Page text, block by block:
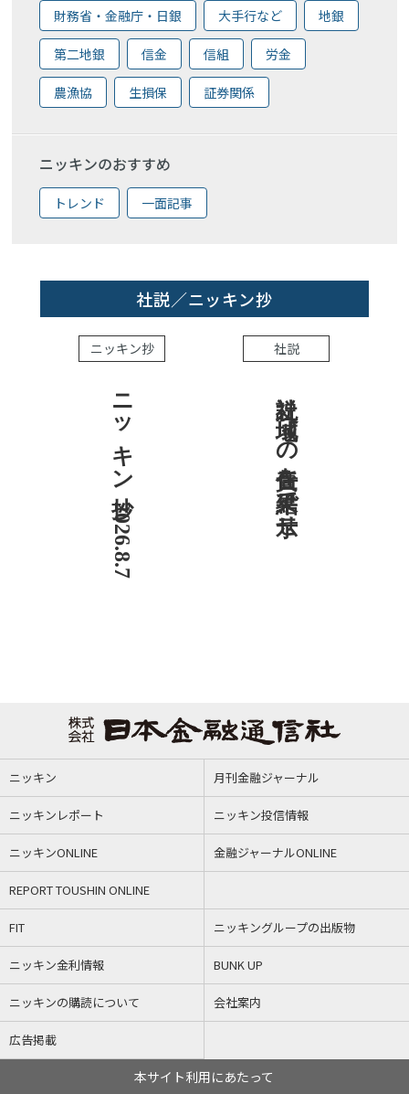
財務省・金融庁・日銀 大手行など 地銀
第二地銀 信金 信組 労金
農漁協 生損保 証券関係
ニッキンのおすすめ
トレンド 一面記事
社説／ニッキン抄
ニッキン抄
ニッキン抄 2026.8.7
社説
社説 地域への責任を結果で示せ
ニッキン 月刊金融ジャーナル
ニッキンレポート ニッキン投信情報
ニッキンONLINE 金融ジャーナルONLINE
REPORT TOUSHIN ONLINE
FIT ニッキングループの出版物
ニッキン金利情報 BUNK UP
ニッキンの購読について 会社案内
広告掲載
本サイト利用にあたって